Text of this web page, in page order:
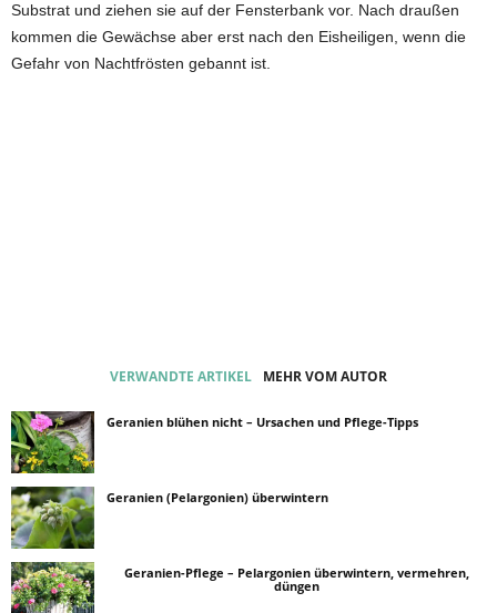
Substrat und ziehen sie auf der Fensterbank vor. Nach draußen
kommen die Gewächse aber erst nach den Eisheiligen, wenn die
Gefahr von Nachtfrösten gebannt ist.
VERWANDTE ARTIKEL MEHR VOM AUTOR
Geranien blühen nicht – Ursachen und Pflege-Tipps
Geranien (Pelargonien) überwintern
Geranien-Pflege – Pelargonien überwintern, vermehren,
düngen